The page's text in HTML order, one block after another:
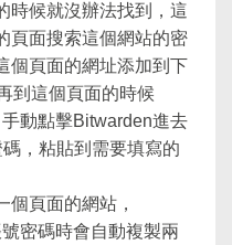
時候就沒辦法找到，這
頁面搜索這個網站的密
個頁面的網址添加到下
到這個頁面的時候
動點擊Bitwarden進去
，粘貼到需要填寫的
個頁面的網站，
密碼時會自動複製兩